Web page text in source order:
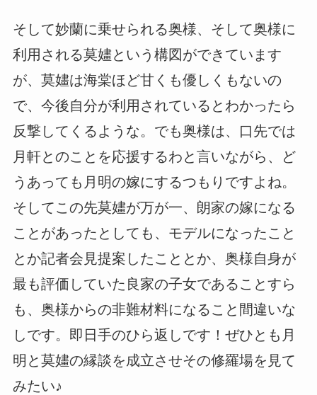
そして妙蘭に乗せられる奥様、そして奥様に
利用される莫嫿という構図ができています
が、莫嫿は海棠ほど甘くも優しくもないの
で、今後自分が利用されているとわかったら
反撃してくるような。でも奥様は、口先では
月軒とのことを応援するわと言いながら、ど
うあっても月明の嫁にするつもりですよね。
そしてこの先莫嫿が万が一、朗家の嫁になる
ことがあったとしても、モデルになったこと
とか記者会見提案したこととか、奥様自身が
最も評価していた良家の子女であることすら
も、奥様からの非難材料になること間違いな
しです。即日手のひら返しです！ぜひとも月
明と莫嫿の縁談を成立させその修羅場を見て
みたい♪